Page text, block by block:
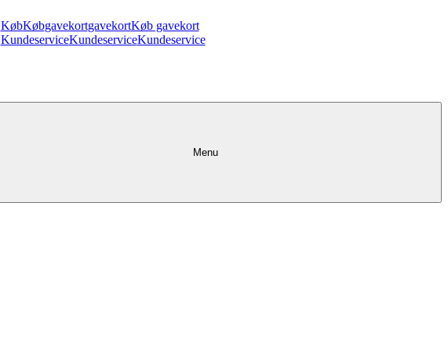
KøbKøbgavekortgavekortKøb gavekort
KundeserviceKundeserviceKundeservice
Menu